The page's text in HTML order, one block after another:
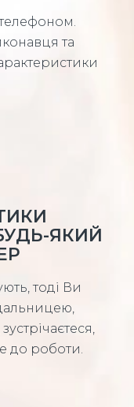
та
ЯКИЙ
тоді Ви
до роботи.